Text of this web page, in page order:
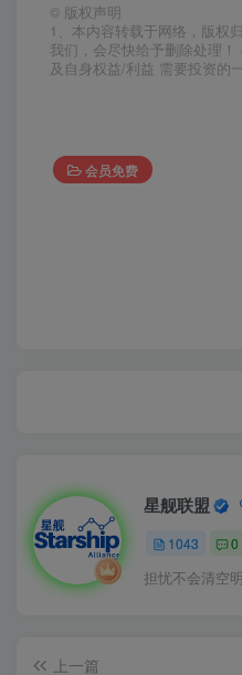
© 版权声明
1、本内容转载于网络，版权
我们，会尽快给予删除处理
及自身权益/利益 需要投资的
会员免费
星舰联盟
1043 0
担忧不会清空
上一篇